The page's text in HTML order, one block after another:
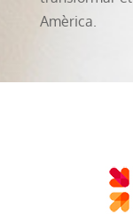
Amèrica.